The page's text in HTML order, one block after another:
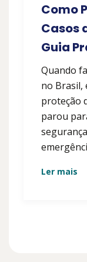
Como
Casos
Guia
Quando
no Brasil,
proteção
parou
Ler mais